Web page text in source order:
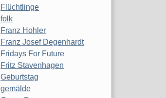
Flüchtlinge
folk
Franz Hohler
Franz Josef Degenhardt
Fridays For Future
Fritz Stavenhagen
Geburtstag
gemälde